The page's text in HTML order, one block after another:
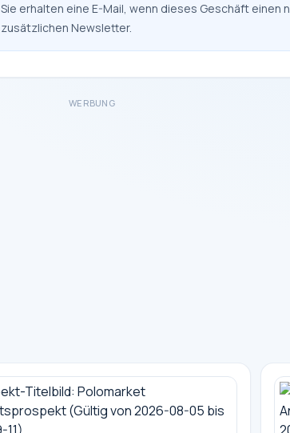
Sie erhalten eine E-Mail, wenn dieses Geschäft einen
zusätzlichen Newsletter.
WERBUNG